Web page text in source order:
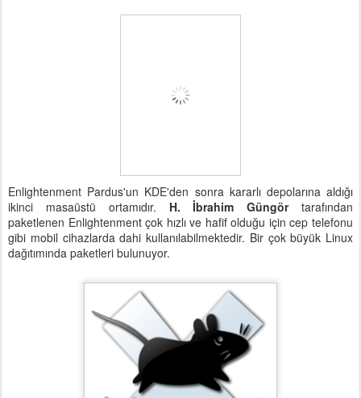
Enlightenment Pardus'un KDE'den sonra kararlı depolarına aldığı
ikinci masaüstü ortamıdır. H. İbrahim Güngörtarafından
paketlenen Enlightenment çok hızlı ve hafif olduğu için cep telefonu
gibi mobil cihazlarda dahi kullanılabilmektedir. Bir çok büyük Linux
dağıtımında paketleri bulunuyor.